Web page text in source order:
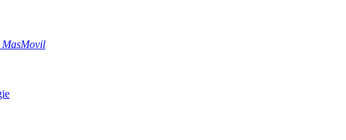
MasMovil